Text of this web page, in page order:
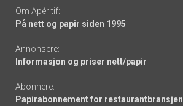
Om Apéritif:
På nett og papir siden 1995
Annonsere:
Informasjon og priser nett/papir
Abonnere:
Papirabonnement for restaurantbransjen